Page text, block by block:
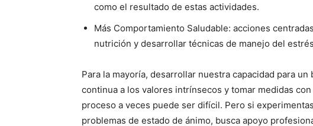
como el resultado de estas actividades.
Más Comportamiento Saludable: acciones
nutrición y desarrollar técnicas de manejo del
Para la mayoría, desarrollar nuestra capacidad para
continua a los valores intrínsecos y tomar medidas
proceso a veces puede ser difícil. Pero si
problemas de estado de ánimo, busca apoyo